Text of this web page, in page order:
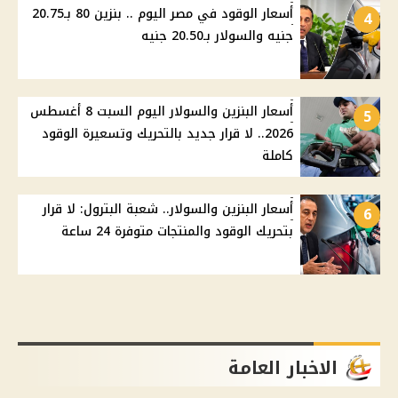
4
أسعار الوقود في مصر اليوم .. بنزين 80 بـ20.75
جنيه والسولار بـ20.50 جنيه
5
أسعار البنزين والسولار اليوم السبت 8 أغسطس
2026.. لا قرار جديد بالتحريك وتسعيرة الوقود
كاملة
6
أسعار البنزين والسولار.. شعبة البترول: لا قرار
بتحريك الوقود والمنتجات متوفرة 24 ساعة
الاخبار العامة